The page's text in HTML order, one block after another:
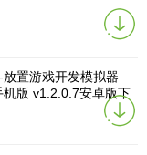
置游戏开发模拟器
机版 v1.2.0.7安卓版下